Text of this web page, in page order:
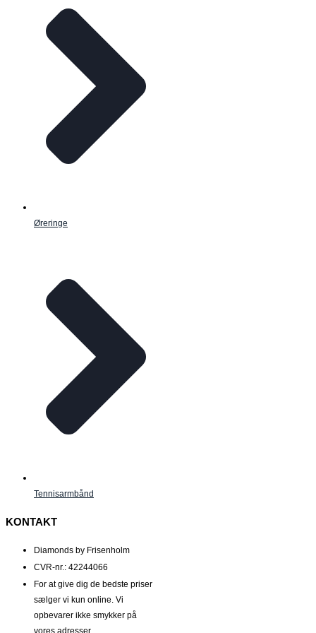
Øreringe
Tennisarmbånd
KONTAKT
Diamonds by Frisenholm
CVR-nr.: 42244066
For at give dig de bedste priser
sælger vi kun online. Vi
opbevarer ikke smykker på
vores adresser.